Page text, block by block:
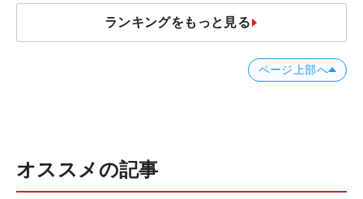
ランキングをもっと見る
ページ上部へ
オススメの記事